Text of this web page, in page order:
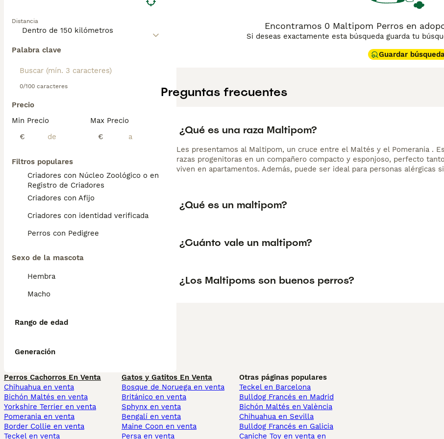
Distancia
Palabra clave
0/100 caracteres
Precio
Min Precio
€
Max Precio
€
Filtros populares
Criadores con Núcleo Zoológico o en el
Registro de Criadores
Criadores con Afijo
Criadores con identidad verificada
Perros con Pedigree
Sexo de la mascota
Hembra
Macho
Rango de edad
Generación
Encontramos 0 Maltipom Perros en
Si deseas exactamente esta búsqueda guarda tu
Guardar
Preguntas frecuentes
¿Qué es una raza Maltipom?
Les presentamos al Maltipom, un cruce entre el Maltés y el Pomerania .
razas progenitoras en un compañero compacto y esponjoso, perfecto
viven en apartamentos. Además, puede ser ideal para personas
¿Qué es un maltipom?
¿Cuánto vale un maltipom?
¿Los Maltipoms son buenos perros?
Perros Cachorros En Venta
Chihuahua en venta
Bichón Maltés en venta
Yorkshire Terrier en venta
Pomerania en venta
Border Collie en venta
Teckel en venta
Gatos y Gatitos En Venta
Bosque de Noruega en venta
Británico en venta
Sphynx en venta
Bengalí en venta
Maine Coon en venta
Persa en venta
Otras páginas populares
Teckel en Barcelona
Bulldog Francés en Madrid
Bichón Maltés en València
Chihuahua en Sevilla
Bulldog Francés en Galicia
Caniche Toy en venta en